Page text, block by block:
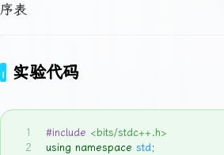
序表
实验代码
1
2
#include <bits/stdc++.h>
using namespace std;